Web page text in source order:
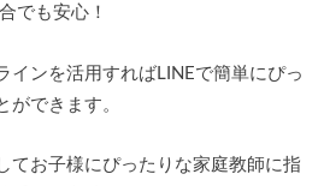
でも安心！
インを活用すればLINEで簡単にぴっ
ができます。
てお子様にぴったりな家庭教師に指